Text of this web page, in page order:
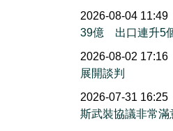
2026-08-04 11:49
39億 出口連升5
2026-08-02 17:16
展開談判
2026-07-31 16:25
斯武裝協議非常滿